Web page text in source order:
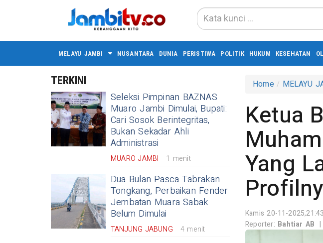
MELAYU JAMBI NUSANTARA DUNIA PERISTIWA POLITIK HUKUM KESEHATAN
TERKINI
Seleksi Pimpinan BAZNAS
Muaro Jambi Dimulai, Bupati:
Cari Sosok Berintegritas,
Bukan Sekadar Ahli
Administrasi
MUARO JAMBI 1 menit
Dua Bulan Pasca Tabrakan
Tongkang, Perbaikan Fender
Jembatan Muara Sabak
Belum Dimulai
TANJUNG JABUNG 4 menit
Home MELAYU
Ketua
Yang
Kamis 20-11-
Reporter: Bahtiar AB |